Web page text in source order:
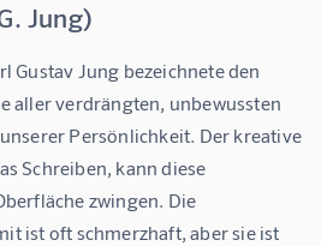
Jung)
Gustav Jung bezeichnete den
aller verdrängten, unbewussten
Persönlichkeit. Der kreative
Schreiben, kann diese
zwingen. Die
ist oft schmerzhaft, aber sie ist